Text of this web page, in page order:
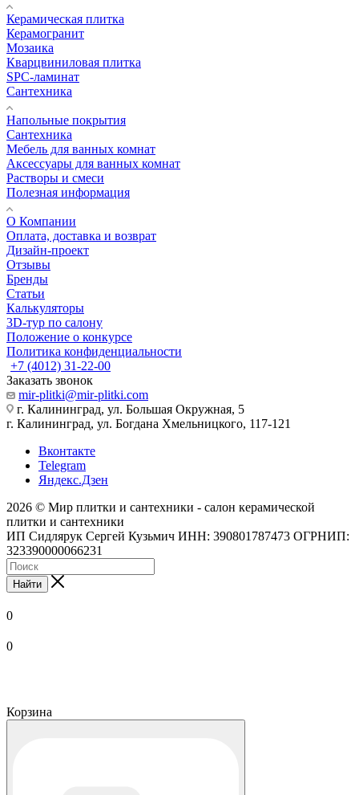
Керамическая плитка
Керамогранит
Мозаика
Кварцвиниловая плитка
SPC-ламинат
Сантехника
Напольные покрытия
Сантехника
Мебель для ванных комнат
Аксессуары для ванных комнат
Растворы и смеси
Полезная информация
О Компании
Оплата, доставка и возврат
Дизайн-проект
Отзывы
Бренды
Статьи
Калькуляторы
3D-тур по салону
Положение о конкурсе
Политика конфиденциальности
+7 (4012) 31-22-00
Заказать звонок
mir-plitki@mir-plitki.com
г. Калининград, ул. Большая Окружная, 5
г. Калининград, ул. Богдана Хмельницкого, 117-121
Вконтакте
Telegram
Яндекс.Дзен
2026 © Мир плитки и сантехники - салон керамической
плитки и сантехники
ИП Сидлярук Сергей Кузьмич ИНН: 390801787473 ОГРНИП:
323390000066231
Найти
0
0
Корзина